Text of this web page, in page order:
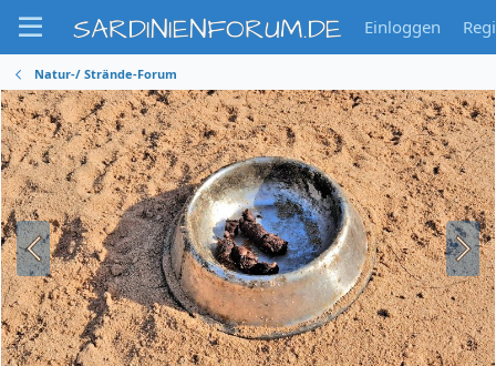
SARDINIENFORUM.DE Einloggen
Natur-/ Strände-Forum